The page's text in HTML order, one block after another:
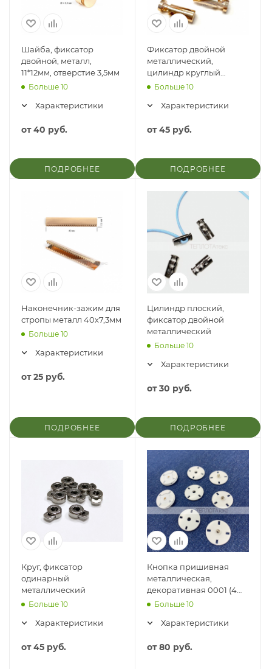
Шайба, фиксатор
двойной, металл,
11*12мм, отверстие 3,5мм
Больше 10
Характеристики
от40 руб.
ПОДРОБНЕЕ
Фиксатор двойной
металлический,
цилиндр круглый
Монклер
Больше 10
Характеристики
от45 руб.
ПОДРОБНЕЕ
Наконечник-зажим для
стропы металл 40х7,3мм
Больше 10
Характеристики
от25 руб.
ПОДРОБНЕЕ
Цилиндр плоский,
фиксатор двойной
металлический
Больше 10
Характеристики
от30 руб.
ПОДРОБНЕЕ
Круг, фиксатор
одинарный
металлический
Больше 10
Характеристики
от45 руб.
Кнопка пришивная
металлическая,
декоративная 0001 (4
прямоугольных
Больше 10
Характеристики
от80 руб.